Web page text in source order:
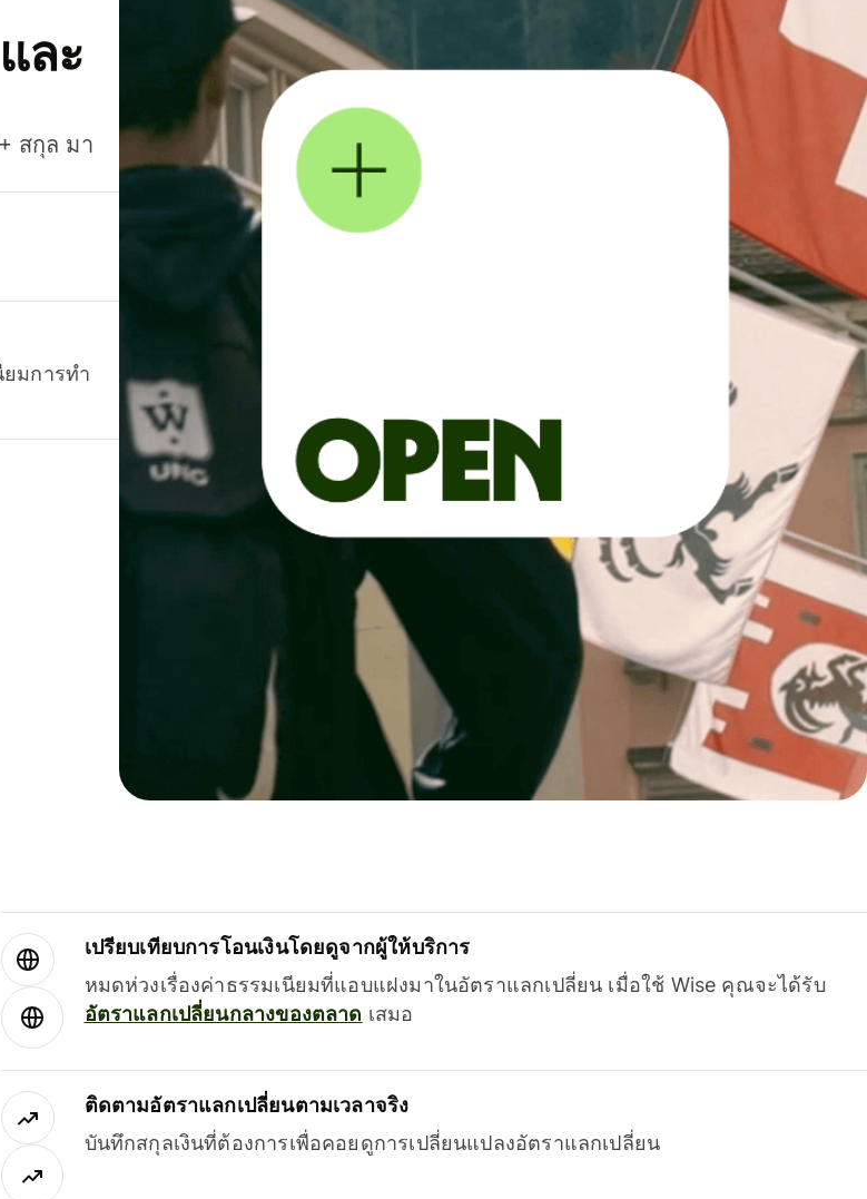
ละ
สกุล มา
ยมการทำ
เปรียบเทียบการโอนเงินโดยดูจากผู้ให้บริการ
หมดห่วงเรื่องค่าธรรมเนียมที่แอบแฝงมาในอัตราแลกเปลี่ยน เมื่อใช้ Wise คุณจะได้รับ
อัตราแลกเปลี่ยนกลางของตลาด เสมอ
ติดตามอัตราแลกเปลี่ยนตามเวลาจริง
บันทึกสกุลเงินที่ต้องการเพื่อคอยดูการเปลี่ยนแปลงอัตราแลกเปลี่ยน